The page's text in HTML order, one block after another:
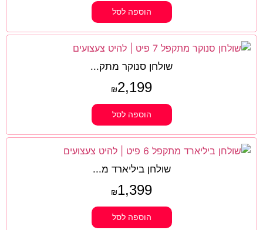
הוספה לסל
שולחן סנוקר מתק...
₪2,199
הוספה לסל
שולחן ביליארד מ...
₪1,399
הוספה לסל